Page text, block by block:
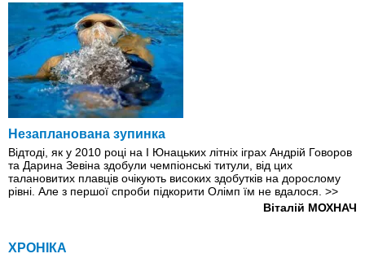
Незапланована зупинка
Відтоді, як у 2010 році на І Юнацьких літніх іграх Андрій Говоров
та Дарина Зевіна здобули чемпіонські титули, від цих
талановитих плавців очікують високих здобутків на дорослому
рівні. Але з першої спроби підкорити Олімп їм не вдалося. >>
Віталій МОХНАЧ
ХРОНІКА